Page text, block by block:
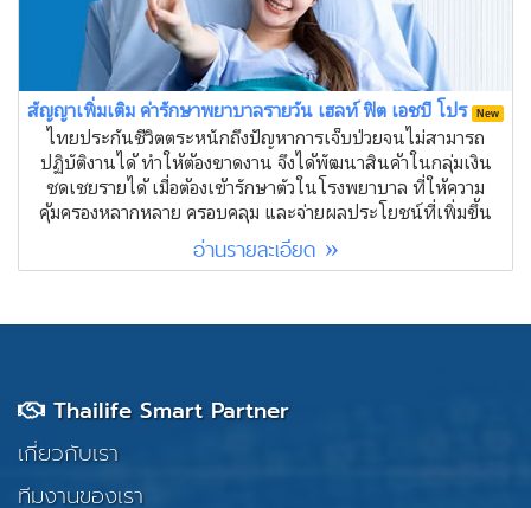
สัญญาเพิ่มเติม ค่ารักษาพยาบาลรายวัน เฮลท์ ฟิต เอชบี โปร New
ไทยประกันชีวิตตระหนักถึงปัญหาการเจ็บป่วยจนไม่สามารถ
ปฏิบัติงานได้ ทำให้ต้องขาดงาน จึงได้พัฒนาสินค้าในกลุ่มเงิน
ชดเชยรายได้ เมื่อต้องเข้ารักษาตัวในโรงพยาบาล ที่ให้ความ
คุ้มครองหลากหลาย ครอบคลุม และจ่ายผลประโยชน์ที่เพิ่มขึ้น
อ่านรายละเอียด »
Thailife Smart Partner
เกี่ยวกับเรา
ทีมงานของเรา